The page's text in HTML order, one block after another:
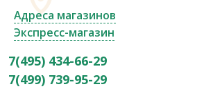
Адреса магазинов
Экспресс-магазин
7(495) 434-66-29
7(499) 739-95-29